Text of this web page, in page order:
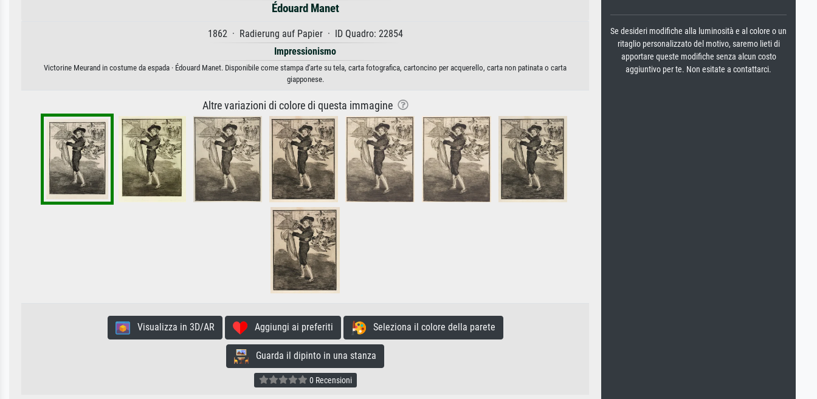
Édouard Manet
1862 · Radierung auf Papier · ID Quadro: 22854
Impressionismo
Victorine Meurand in costume da espada · Édouard Manet. Disponibile come stampa d'arte su tela, carta fotografica, cartoncino per acquerello, carta non patinata o carta
giapponese.
Altre variazioni di colore di questa immagine
Visualizza in 3D/AR Aggiungi ai preferiti Seleziona il colore della parete
Guarda il dipinto in una stanza
0 Recensioni
Se desideri modifiche alla luminosità e al colore o un
ritaglio personalizzato del motivo, saremo lieti di
apportare queste modifiche senza alcun costo
aggiuntivo per te. Non esitate a contattarci.